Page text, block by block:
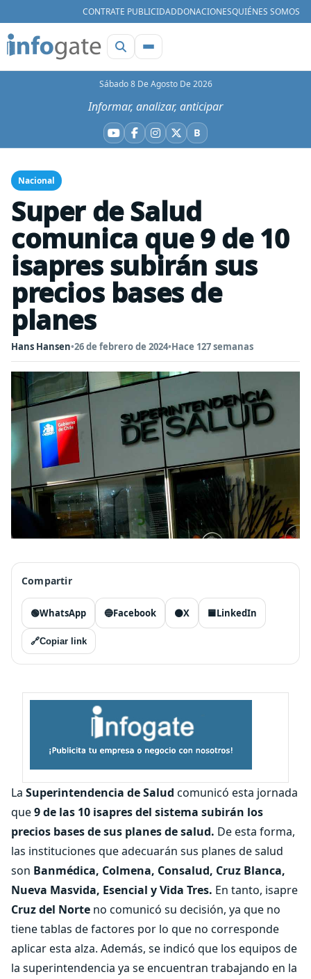
CONTRATE PUBLICIDADDONACIONESQUIÉNES SOMOS
Sábado 8 De Agosto De 2026
Informar, analizar, anticipar
YouTube
Facebook
Instagram
X BBluesky
Nacional
Super de Salud
comunica que 9 de 10
isapres subirán sus
precios bases de
planes
Hans Hansen•26 de febrero de 2024•Hace 127 semanas
Compartir
🟢WhatsApp 🔵Facebook ⚫X 🟦LinkedIn
🔗Copiar link
La Superintendencia de Salud comunicó esta jornada
que9 de las 10 isapres del sistema subirán los
precios bases de sus planes de salud. De esta forma,
las instituciones que adecuarán sus planes de salud
son Banmédica, Colmena, Consalud, Cruz Blanca,
Nueva Masvida, Esencial y Vida Tres. En tanto, isapre
Cruz del Norte no comunicó su decisión, ya que no
tiene tablas de factores por lo que no corresponde
aplicar esta alza. Además, se indicó que los equipos de
la superintendencia ya se encuentran trabajando en la